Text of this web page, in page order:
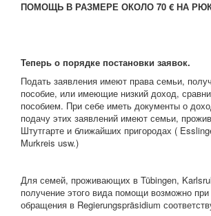
ПОМОЩЬ В РАЗМЕРЕ ОКОЛО 70 € НА
Теперь о порядке постановки заявок.
Подать заявления имеют права семьи,
пособие, или имеющие низкий доход,
пособием. При себе иметь документы о
подачу этих заявлений имеют семьи,
Штутгарте и ближайших пригородах (
Murkreis usw.)
Для семей, проживающих в Tübingen,
получение этого вида помощи возможно
обращения в Regierungspräsidium